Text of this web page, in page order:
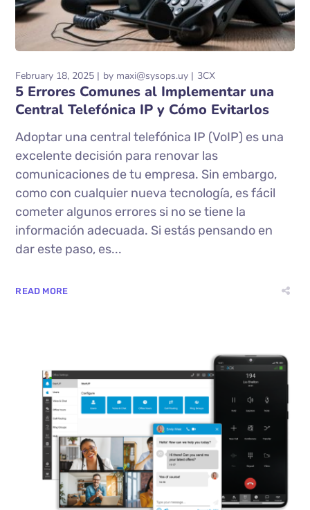
February 18, 2025 by maxi@sysops.uy 3CX
5 Errores Comunes al Implementar una
Central Telefónica IP y Cómo Evitarlos
Adoptar una central telefónica IP (VoIP) es una
excelente decisión para renovar las
comunicaciones de tu empresa. Sin embargo,
como con cualquier nueva tecnología, es fácil
cometer algunos errores si no se tiene la
información adecuada. Si estás pensando en
dar este paso, es...
READ MORE